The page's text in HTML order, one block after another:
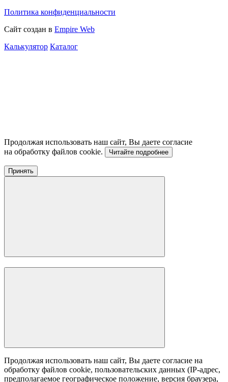
Политика конфиденциальности
Сайт создан в Empire Web
Калькулятор Каталог
Продолжая использовать наш сайт, Вы даете согласие
на обработку файлов cookie.
Читайте подробнее
Принять
Продолжая использовать наш сайт, Вы даете согласие на
обработку файлов cookie, пользовательских данных (IP-адрес,
предполагаемое географическое положение, версия браузера,